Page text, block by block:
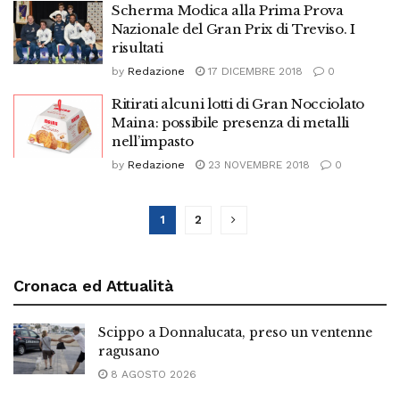
Scherma Modica alla Prima Prova
Nazionale del Gran Prix di Treviso. I
risultati
by Redazione 17 DICEMBRE 2018 0
Ritirati alcuni lotti di Gran Nocciolato
Maina: possibile presenza di metalli
nell’impasto
by Redazione 23 NOVEMBRE 2018 0
1 2
Cronaca ed Attualità
Scippo a Donnalucata, preso un ventenne
ragusano
8 AGOSTO 2026